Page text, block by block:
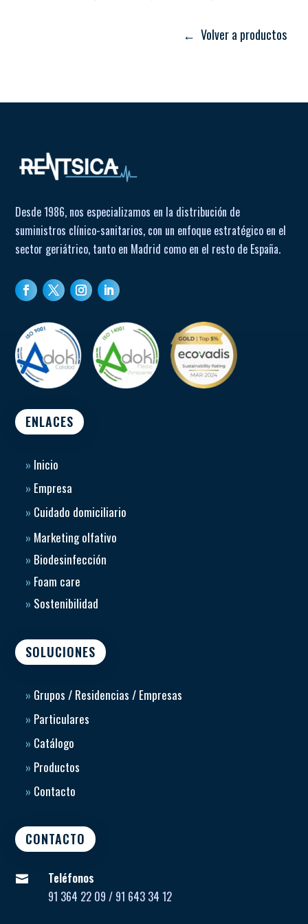
Almacenamiento interno o exportación a PC/dispositivos
Cable de paciente IEC ECG, 10 hilos, enchufe de 4 mm.
Adaptadores macho/hembra 4 mm (10 piezas).
Electrodos desechables de ECG (paquete 100 unidades).
Bolsa de transporte ECG100L.
Garantía: 24 meses.
← Volver a productos
Desde 1986, nos especializamos en la distribución de
suministros clínico-sanitarios, con un enfoque estratégico en el
sector geriátrico, tanto en Madrid como en el resto de España.
ENLACES
» Inicio
» Empresa
» Cuidado domiciliario
» Marketing olfativo
» Biodesinfección
» Foam care
» Sostenibilidad
SOLUCIONES
» Grupos / Residencias / Empresas
» Particulares
» Catálogo
» Productos
» Contacto
CONTACTO

Teléfonos
91 364 22 09 / 91 643 34 12